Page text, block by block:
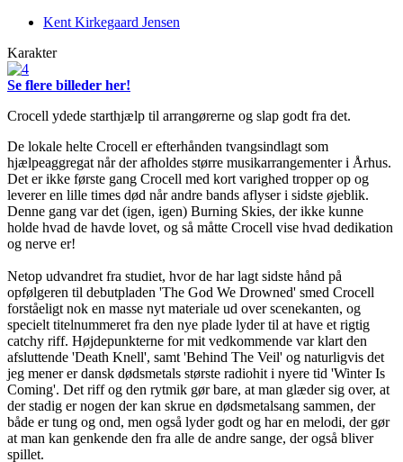
Kent Kirkegaard Jensen
Karakter
Se flere billeder her!
Crocell ydede starthjælp til arrangørerne og slap godt fra det.
De lokale helte Crocell er efterhånden tvangsindlagt som
hjælpeaggregat når der afholdes større musikarrangementer i Århus.
Det er ikke første gang Crocell med kort varighed tropper op og
leverer en lille times død når andre bands aflyser i sidste øjeblik.
Denne gang var det (igen, igen) Burning Skies, der ikke kunne
holde hvad de havde lovet, og så måtte Crocell vise hvad dedikation
og nerve er!
Netop udvandret fra studiet, hvor de har lagt sidste hånd på
opfølgeren til debutpladen 'The God We Drowned' smed Crocell
forståeligt nok en masse nyt materiale ud over scenekanten, og
specielt titelnummeret fra den nye plade lyder til at have et rigtig
catchy riff. Højdepunkterne for mit vedkommende var klart den
afsluttende 'Death Knell', samt 'Behind The Veil' og naturligvis det
jeg mener er dansk dødsmetals største radiohit i nyere tid 'Winter Is
Coming'. Det riff og den rytmik gør bare, at man glæder sig over, at
der stadig er nogen der kan skrue en dødsmetalsang sammen, der
både er tung og ond, men også lyder godt og har en melodi, der gør
at man kan genkende den fra alle de andre sange, der også bliver
spillet.